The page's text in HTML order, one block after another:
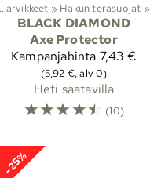
Tarvikkeet ‪» Hakun teräsuojat ‪»
BLACK DIAMOND
Axe Protector
Kampanjahinta 7,43 €
(5,92 €, alv 0)
Heti saatavilla
☆☆☆☆☆ (10)
-25%